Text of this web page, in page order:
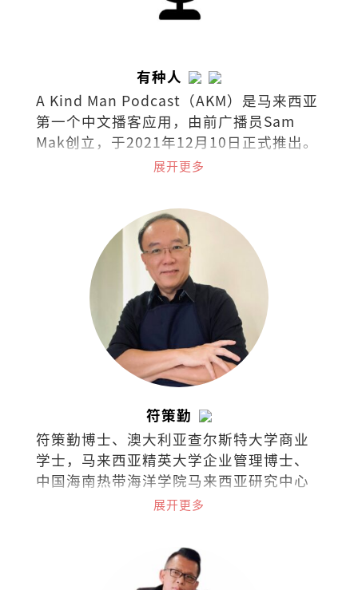
有种人
A Kind Man Podcast（AKM）是马来西亚
第一个中文播客应用，由前广播员Sam
Mak创立，于2021年12月10日正式推出。
播客涵盖广泛的主题，包括生活方式、旅
展开更多
符策勤
符策勤博士、澳大利亚查尔斯特大学商业
学士，马来西亚精英大学企业管理博士、
中国海南热带海洋学院马来西亚研究中心
学术委员会委员。展开更多